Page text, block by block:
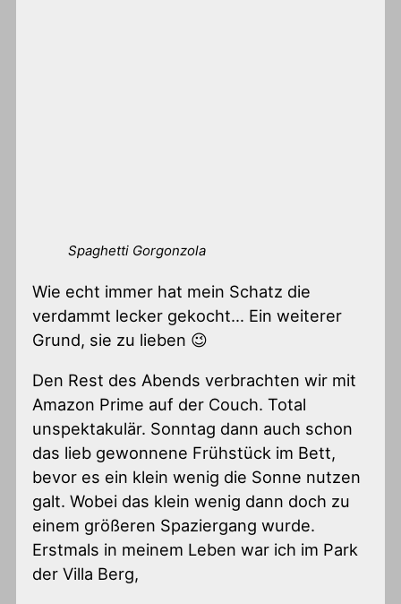
Spaghetti Gorgonzola
Wie echt immer hat mein Schatz die
verdammt lecker gekocht… Ein weiterer
Grund, sie zu lieben 😉
Den Rest des Abends verbrachten wir mit
Amazon Prime auf der Couch. Total
unspektakulär. Sonntag dann auch schon
das lieb gewonnene Frühstück im Bett,
bevor es ein klein wenig die Sonne nutzen
galt. Wobei das klein wenig dann doch zu
einem größeren Spaziergang wurde.
Erstmals in meinem Leben war ich im Park
der Villa Berg,